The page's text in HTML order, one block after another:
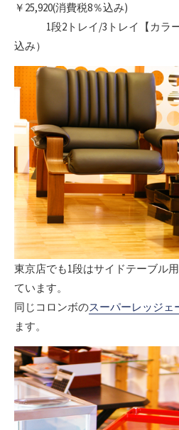
￥25,920(消費税8％込み)
1段2トレイ/3トレイ【カラー
込み）
東京店でも1段はサイドテーブル
ています。
同じコロンボのスーパーレッジェ
ます。